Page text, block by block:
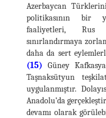
Azerbaycan
politikasının bir
faaliyetleri, Rus
sınırlandırmaya
daha da sert
(15) Güney
Taşnaksütyun
uygulanmıştır.
Anadolu’da
devamı olarak